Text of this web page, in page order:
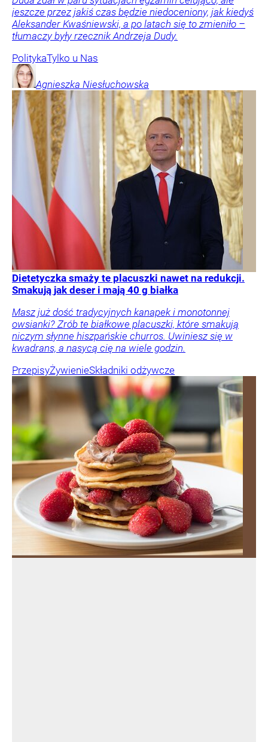
jeszcze przez jakiś czas będzie niedoceniony, jak kiedyś
Aleksander Kwaśniewski, a po latach się to zmieniło –
tłumaczy były rzecznik Andrzeja Dudy.
PolitykaTylko u Nas
Agnieszka Niesłuchowska
Dietetyczka smaży te placuszki nawet na redukcji.
Smakują jak deser i mają 40 g białka
Masz już dość tradycyjnych kanapek i monotonnej
owsianki? Zrób te białkowe placuszki, które smakują
niczym słynne hiszpańskie churros. Uwiniesz się w
kwadrans, a nasycą cię na wiele godzin.
PrzepisyŻywienieSkładniki odżywcze